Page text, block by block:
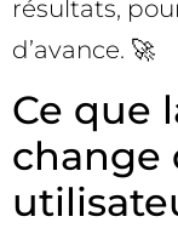
résultats,
d’avance. 🚀
Ce que
change